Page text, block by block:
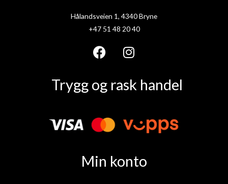
Hålandsveien 1, 4340 Bryne
+47 51 48 20 40
F
c
b
o
I
n
s
g
m
Trygg og rask handel
Min konto